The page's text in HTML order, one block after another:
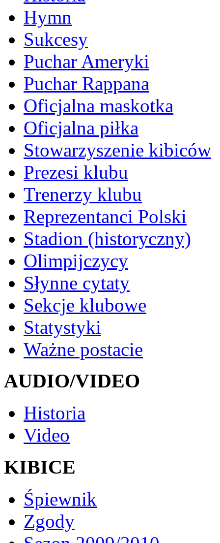
Hymn
Sukcesy
Puchar Ameryki
Puchar Rappana
Oficjalna maskotka
Oficjalna piłka
Stowarzyszenie kibiców
Prezesi klubu
Trenerzy klubu
Reprezentanci Polski
Stadion (historyczny)
Olimpijczycy
Słynne cytaty
Sekcje klubowe
Statystyki
Ważne postacie
AUDIO/VIDEO
Historia
Video
KIBICE
Śpiewnik
Zgody